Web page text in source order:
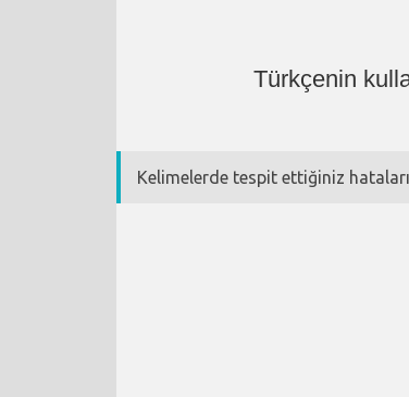
Türkçenin
Kelimelerde tespit ettiğiniz